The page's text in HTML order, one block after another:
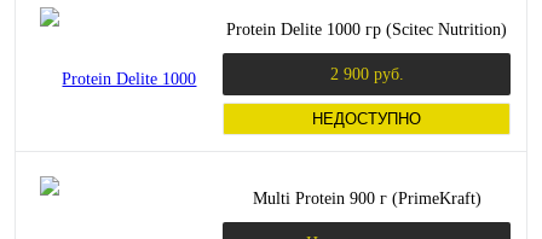
Protein Delite 1000 гр (Scitec Nutrition)
2 900 руб.
НЕДОСТУПНО
Multi Protein 900 г (PrimeKraft)